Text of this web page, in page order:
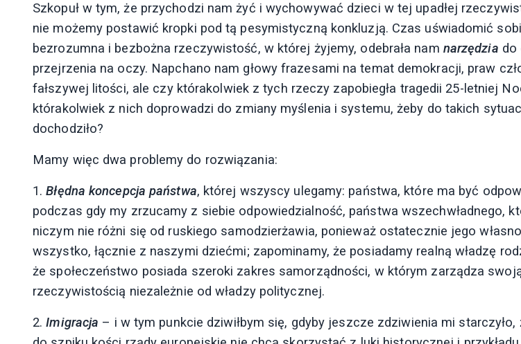
Szkopuł w tym, że przychodzi nam żyć i wychowywać dzieci w tej upadłej
nie możemy postawić kropki pod tą pesymistyczną konkluzją. Czas uświadomić
bezrozumna i bezbożna rzeczywistość, w której żyjemy, odebrała nam narzędzia do
przejrzenia na oczy. Napchano nam głowy frazesami na temat demokracji, praw
fałszywej litości, ale czy którakolwiek z tych rzeczy zapobiegła tragedii 25-letniej
którakolwiek z nich doprowadzi do zmiany myślenia i systemu, żeby do takich
dochodziło?
Mamy więc dwa problemy do rozwiązania:
1.Błędna koncepcja państwa, której wszyscy ulegamy: państwa, które ma być
podczas gdy my zrzucamy z siebie odpowiedzialność, państwa wszechwładnego,
niczym nie różni się od ruskiego samodzierżawia, ponieważ ostatecznie jego
wszystko, łącznie z naszymi dziećmi; zapominamy, że posiadamy realną władzę
że społeczeństwo posiada szeroki zakres samorządności, w którym zarządza
rzeczywistością niezależnie od władzy politycznej.
2.Imigracja – i w tym punkcie dziwiłbym się, gdyby jeszcze zdziwienia mi starczyło,